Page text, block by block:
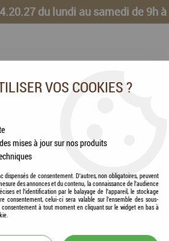
du lundi au samedi de 9h à
ANIMAUX DE LA FERME
VOS COOKIES ?
mises à jour sur nos produits
dispensés de consentement. D'autres, non obligatoires, peuvent
des annonces et du contenu, la connaissance de l'audience
et l'identification par le balayage de l'appareil, le stockage
consentement, celui-ci sera valable sur l’ensemble des sous-
à tout moment en cliquant sur le widget en bas à